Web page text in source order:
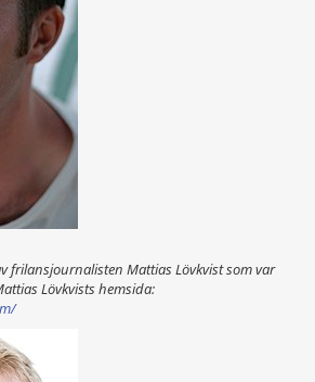
frilansjournalisten Mattias Lövkvist som var
Lövkvists hemsida: